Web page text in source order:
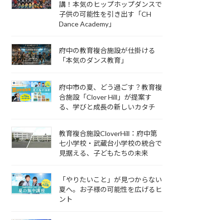
講！本気のヒップホップダンスで
子供の可能性を引き出す「CH
Dance Academy」
府中の教育複合施設が仕掛ける
「本気のダンス教育」
府中市の夏、どう過ごす？教育複
合施設「Clover Hill」が提案す
る、学びと成長の新しいカタチ
教育複合施設CloverHill：府中第
七小学校・武蔵台小学校の統合で
見据える、子どもたちの未来
「やりたいこと」が見つからない
夏へ。お子様の可能性を広げるヒ
ント